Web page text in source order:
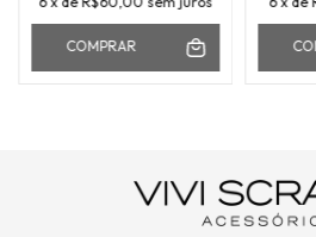
COMPRAR